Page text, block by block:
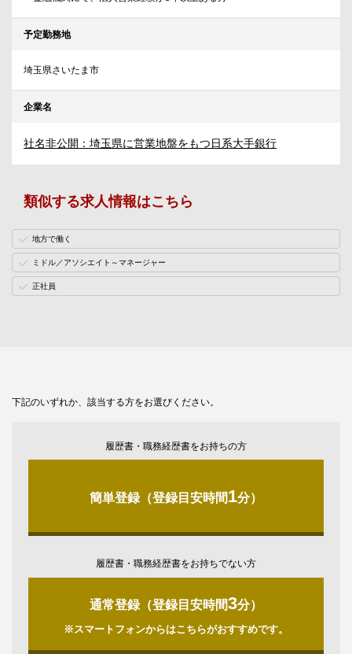
予定勤務地
埼玉県さいたま市
企業名
社名非公開：埼玉県に営業地盤をもつ日系大手銀行
類似する求人情報はこちら
地方で働く
ミドル／アソシエイト～マネージャー
正社員
下記のいずれか、該当する方をお選びください。
履歴書・職務経歴書をお持ちの方
簡単登録（登録目安時間1分）
履歴書・職務経歴書をお持ちでない方
通常登録（登録目安時間3分）
※スマートフォンからはこちらがおすすめです。